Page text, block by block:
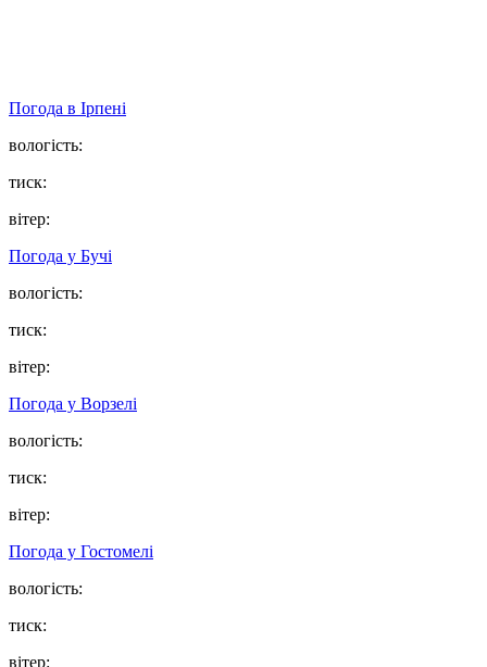
Погода в Ірпені
вологість:
тиск:
вітер:
Погода у Бучі
вологість:
тиск:
вітер:
Погода у Ворзелі
вологість:
тиск:
вітер:
Погода у Гостомелі
вологість:
тиск:
вітер: